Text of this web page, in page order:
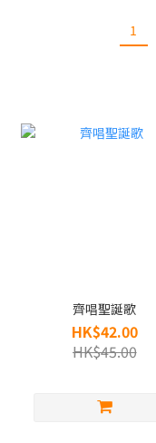
1
齊唱聖誕歌
HK$42.00
HK$45.00